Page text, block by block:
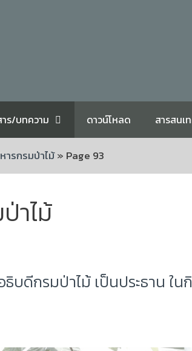
าร/บทความ ดาวน์โหลด สารสนเ
รกรมป่าไม้» Page 93
าไม้
บดีกรมป่าไม้ เป็นประธาน ใ